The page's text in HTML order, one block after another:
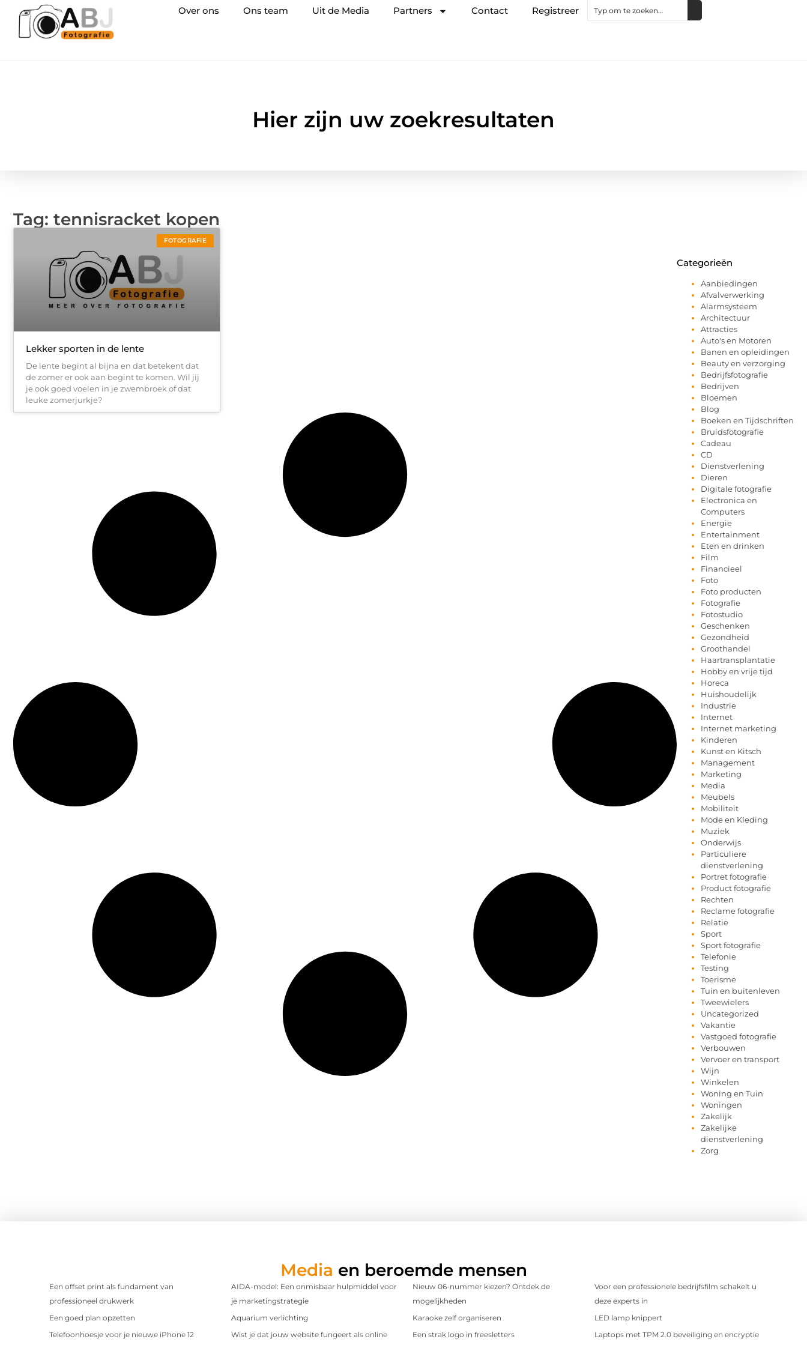
Over ons Ons team Uit de Media Partners Contact Registreer
Hier zijn uw zoekresultaten
Tag: tennisracket kopen
FOTOGRAFIE
Lekker sporten in de lente
De lente begint al bijna en dat betekent dat
de zomer er ook aan begint te komen. Wil jij
je ook goed voelen in je zwembroek of dat
leuke zomerjurkje?
Categorieën
Aanbiedingen
Afvalverwerking
Alarmsysteem
Architectuur
Attracties
Auto's en Motoren
Banen en opleidingen
Beauty en verzorging
Bedrijfsfotografie
Bedrijven
Bloemen
Blog
Boeken en Tijdschriften
Bruidsfotografie
Cadeau
CD
Dienstverlening
Dieren
Digitale fotografie
Electronica en
Computers
Energie
Entertainment
Eten en drinken
Film
Financieel
Foto
Foto producten
Fotografie
Fotostudio
Geschenken
Gezondheid
Groothandel
Haartransplantatie
Hobby en vrije tijd
Horeca
Huishoudelijk
Industrie
Internet
Internet marketing
Kinderen
Kunst en Kitsch
Management
Marketing
Media
Meubels
Mobiliteit
Mode en Kleding
Muziek
Onderwijs
Particuliere
dienstverlening
Portret fotografie
Product fotografie
Rechten
Reclame fotografie
Relatie
Sport
Sport fotografie
Telefonie
Testing
Toerisme
Tuin en buitenleven
Tweewielers
Uncategorized
Vakantie
Vastgoed fotografie
Verbouwen
Vervoer en transport
Wijn
Winkelen
Woning en Tuin
Woningen
Zakelijk
Zakelijke
dienstverlening
Zorg
Media en beroemde mensen
Een offset print als fundament van
professioneel drukwerk
AIDA-model: Een onmisbaar hulpmiddel voor
je marketingstrategie
Nieuw 06-nummer kiezen? Ontdek de
mogelijkheden
Voor een professionele bedrijfsfilm schakelt u
deze experts in
Een goed plan opzetten
Aquarium verlichting Karaoke zelf organiseren
LED lamp knippert
Telefoonhoesje voor je nieuwe iPhone 12
Wist je dat jouw website fungeert als online
Een strak logo in freesletters Laptops met TPM 2.0 beveiliging en encryptie